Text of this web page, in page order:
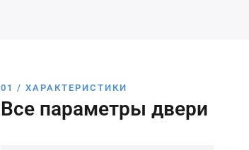
01 / ХАРАКТЕРИСТИКИ
Все параметры двери